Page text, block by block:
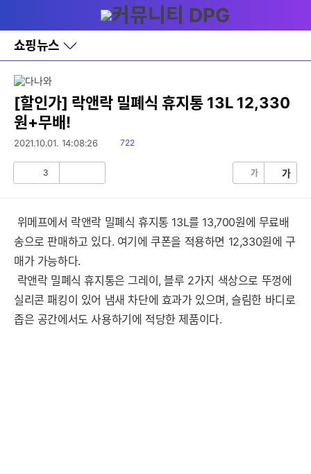
와
홈
쇼핑뉴스
바
로
레
이
어
토
[할인가] 락앤락 밀폐식 휴지통 13L 12,330
원+무배!
2021.10.01. 14:08:26
읽
722
3 가 가
위메프에서 락앤락 밀폐식 휴지통 13L를 13,700원에 무료배
송으로 판매하고 있다. 여기에 쿠폰을 적용하면 12,330원에 구
매가 가능하다.
락앤락 밀폐식 휴지통은 그레이, 블루 2가지 색상으로 뚜껑에
실리콘 패킹이 있어 냄새 차단에 효과가 있으며, 슬림한 바디로
좁은 공간에서도 사용하기에 적당한 제품이다.